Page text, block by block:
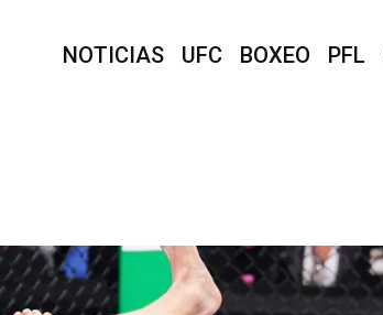
NOTICIAS UFC BOXEO PFL